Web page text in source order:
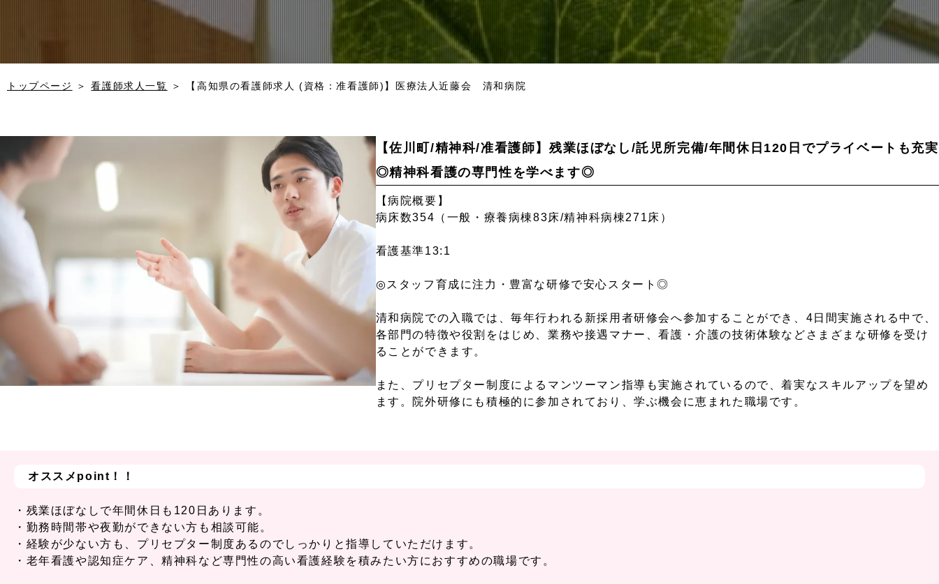
トップページ ＞看護師求人一覧 ＞ 【高知県の看護師求人 (資格：准看護師)】医療法人近藤会 清和病院
【佐川町/精神科/准看護師】残業ほぼなし/託児所完備/年間休日120日でプライベートも充実
◎精神科看護の専門性を学べます◎
【病院概要】
病床数354（一般・療養病棟83床/精神科病棟271床）
看護基準13:1
◎スタッフ育成に注力・豊富な研修で安心スタート◎
清和病院での入職では、毎年行われる新採用者研修会へ参加することができ、4日間実施される中で、
各部門の特徴や役割をはじめ、業務や接遇マナー、看護・介護の技術体験などさまざまな研修を受け
ることができます。
また、プリセプター制度によるマンツーマン指導も実施されているので、着実なスキルアップを望め
ます。院外研修にも積極的に参加されており、学ぶ機会に恵まれた職場です。
オススメpoint！！
・残業ほぼなしで年間休日も120日あります。
・勤務時間帯や夜勤ができない方も相談可能。
・経験が少ない方も、プリセプター制度あるのでしっかりと指導していただけます。
・老年看護や認知症ケア、精神科など専門性の高い看護経験を積みたい方におすすめの職場です。